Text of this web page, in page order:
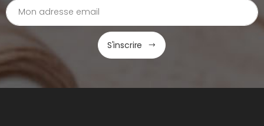
S'inscrire